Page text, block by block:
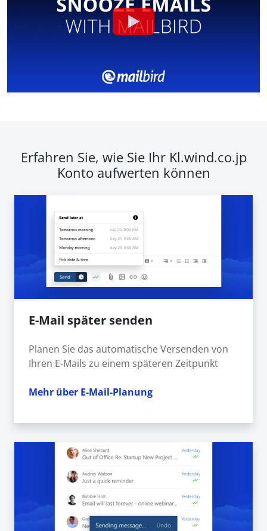
Erfahren Sie, wie Sie Ihr Kl.wind.co.jp
Konto aufwerten können
E-Mail später senden
Planen Sie das automatische Versenden von
Ihren E-Mails zu einem späteren Zeitpunkt
Mehr über E-Mail-Planung